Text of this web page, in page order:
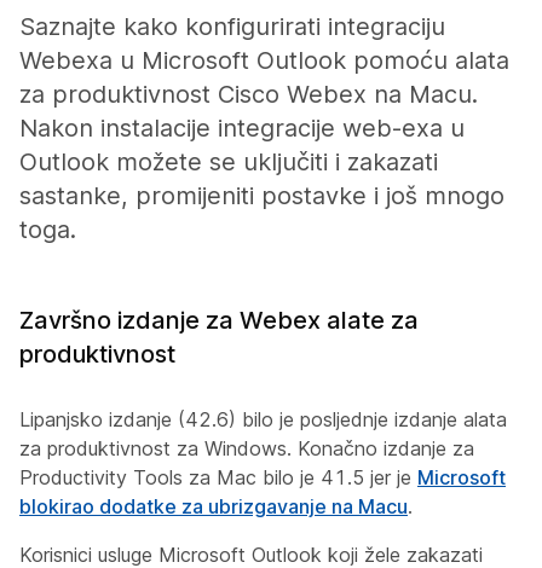
Saznajte kako konfigurirati integraciju
Webexa u Microsoft Outlook pomoću alata
za produktivnost Cisco Webex na Macu.
Nakon instalacije integracije web-exa u
Outlook možete se uključiti i zakazati
sastanke, promijeniti postavke i još mnogo
toga.
Završno izdanje za Webex alate za
produktivnost
Lipanjsko izdanje (42.6) bilo je posljednje izdanje alata
za produktivnost za Windows. Konačno izdanje za
Productivity Tools za Mac bilo je 41.5 jer je Microsoft
blokirao dodatke za ubrizgavanje na Macu.
Korisnici usluge Microsoft Outlook koji žele zakazati